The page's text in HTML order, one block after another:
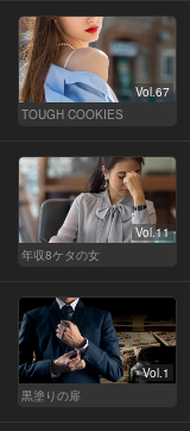
Vol.67
TOUGH COOKIES
Vol.11
年収8ケタの女
Vol.1
黒塗りの扉